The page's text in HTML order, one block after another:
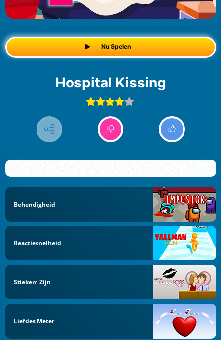
Nu Spelen
Hospital Kissing
Behendigheid
Reactiesnelheid
Stiekem Zijn
Liefdes Meter